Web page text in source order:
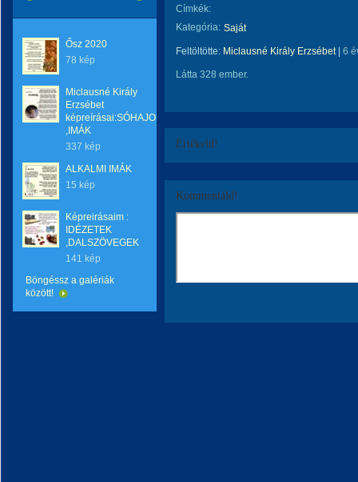
Ősz 2020
78 kép
Miclausné Király
Erzsébet
képreírásai:SÓHAJOK
,IMÁK
337 kép
ALKALMI IMÁK
15 kép
Képreirásaim :
IDÉZETEK
,DALSZÖVEGEK
141 kép
Böngéssz a galériák
között!
Címkék:
Kategória: Saját
Feltöltötte: Miclausné Király Erzsébet| 6
Látta 328 ember.
Értékeld!
Kommentáld!